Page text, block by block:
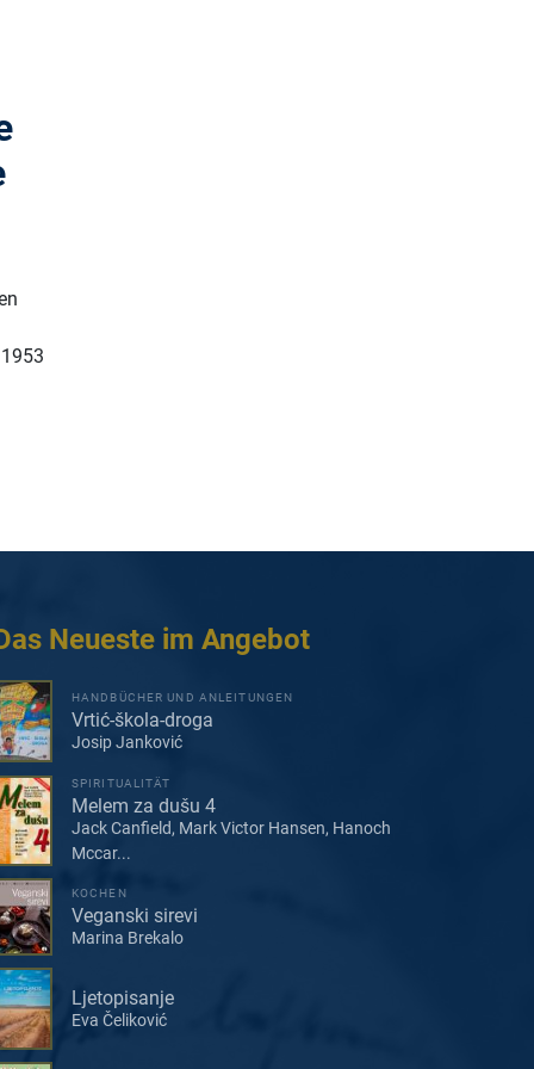
Neueste im Angebot
HANDBÜCHER UND ANLEITUNGEN
Vrtić-škola-droga
Josip Janković
SPIRITUALITÄT
Melem za dušu 4
Jack Canfield, Mark Victor Hansen, Hanoch
Mccar...
KOCHEN
Veganski sirevi
Marina Brekalo
Ljetopisanje
Eva Čeliković